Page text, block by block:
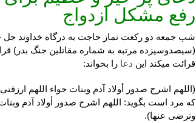
رفع مشکل ازدواج
(سیصدوسیزده مرتبه به شماره مقاتلین جنگ بدر)
قرائت میکند این دعا را بخواند:
(اللهم اشرح صدور أولاد آدم وبنات حواء اللهم
که مرد است بگوید: اللهم اشرح صدور أولاد آدم
وترضى عنها).